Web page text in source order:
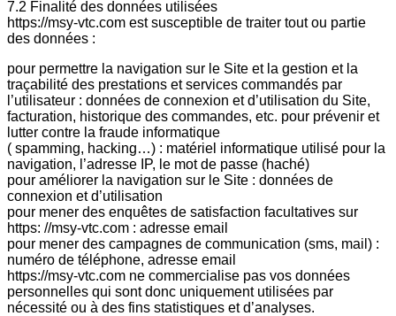
7.2 Finalité des données utilisées
https://msy-vtc.com est susceptible de traiter tout ou partie
des données :
pour permettre la navigation sur le Site et la gestion et la
traçabilité des prestations et services commandés par
l’utilisateur : données de connexion et d’utilisation du Site,
facturation, historique des commandes, etc. pour prévenir et
lutter contre la fraude informatique
( spamming, hacking…) : matériel informatique utilisé pour la
navigation, l’adresse IP, le mot de passe (haché)
pour améliorer la navigation sur le Site : données de
connexion et d’utilisation
pour mener des enquêtes de satisfaction facultatives sur
https: //msy-vtc.com : adresse email
pour mener des campagnes de communication (sms, mail) :
numéro de téléphone, adresse email
https://msy-vtc.com ne commercialise pas vos données
personnelles qui sont donc uniquement utilisées par
nécessité ou à des fins statistiques et d’analyses.